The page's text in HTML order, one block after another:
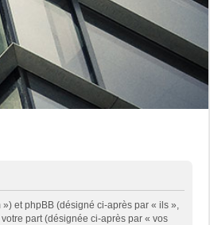
et phpBB (désigné ci-après par « ils »,
part (désignée ci-après par « vos